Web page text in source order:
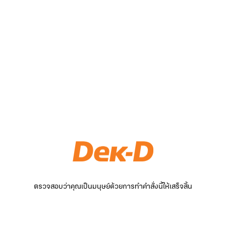
ตรวจสอบว่าคุณเป็นมนุษย์ด้วยการทำคำสั่งนี้ให้เสร็จสิ้น